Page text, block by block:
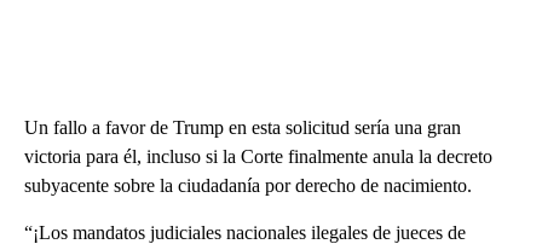
Un fallo a favor de Trump en esta solicitud sería una gran
victoria para él, incluso si la Corte finalmente anula la decreto
subyacente sobre la ciudadanía por derecho de nacimiento.
“¡Los mandatos judiciales nacionales ilegales de jueces de